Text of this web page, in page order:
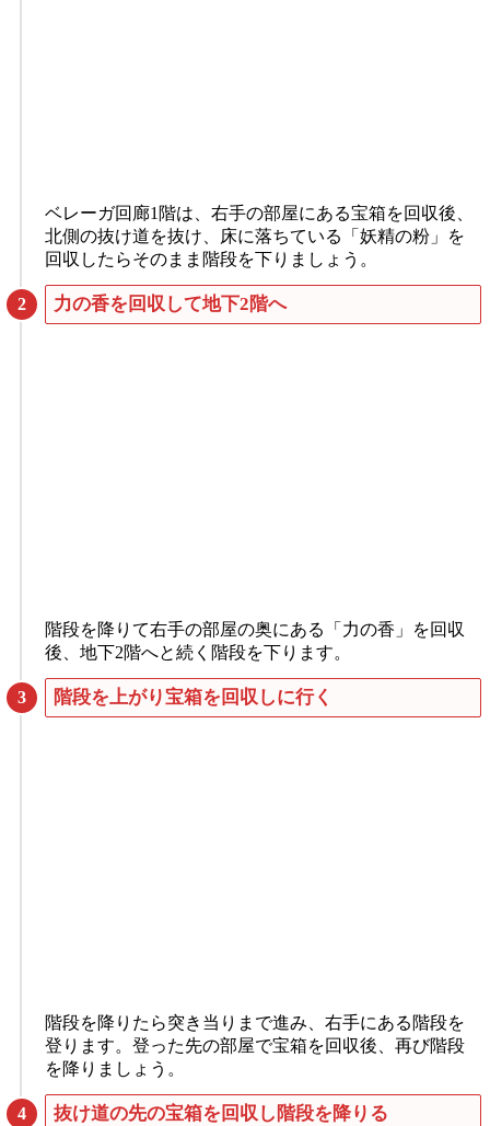
ベレーガ回廊1階は、右手の部屋にある宝箱を回収後、
北側の抜け道を抜け、床に落ちている「妖精の粉」を
回収したらそのまま階段を下りましょう。
力の香を回収して地下2階へ
階段を降りて右手の部屋の奥にある「力の香」を回収
後、地下2階へと続く階段を下ります。
階段を上がり宝箱を回収しに行く
階段を降りたら突き当りまで進み、右手にある階段を
登ります。登った先の部屋で宝箱を回収後、再び階段
を降りましょう。
抜け道の先の宝箱を回収し階段を降りる